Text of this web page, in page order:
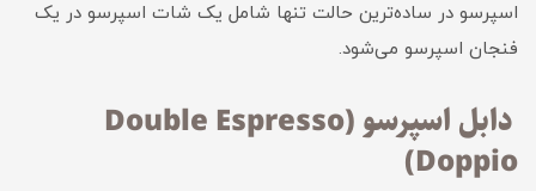
اسپرسو در ساده‌ترین حالت تنها شامل یک شات اسپرسو در یک
فنجان اسپرسو می‌شود.
دابل اسپرسو (Double Espresso
(Doppio